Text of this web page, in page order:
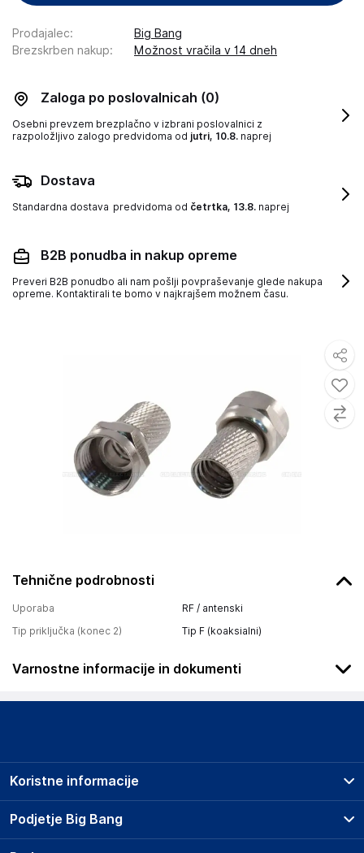
Tehnične podrobnosti
Uporaba
RF / antenski
Tip priključka (konec 2)
Tip F (koaksialni)
Varnostne informacije in dokumenti
Podatki o proizvajalcu
AHAC d.o.o.
Slovenija
Prodajalec:
Big Bang
Brezskrben nakup: Možnost vračila v 14 dneh
Zaloga po poslovalnicah (0)
Osebni prevzem brezplačno v izbrani poslovalnici z
razpoložljivo zalogo predvidoma od jutri, 10.8. naprej
Dostava
Standardna dostava predvidoma od četrtka, 13.8. naprej
B2B ponudba in nakup opreme
Preveri B2B ponudbo ali nam pošlji povpraševanje glede nakupa
opreme. Kontaktirali te bomo v najkrajšem možnem času.
Podjetje Big Bang
O podjetju
Koristne informacije
Prodajna mesta